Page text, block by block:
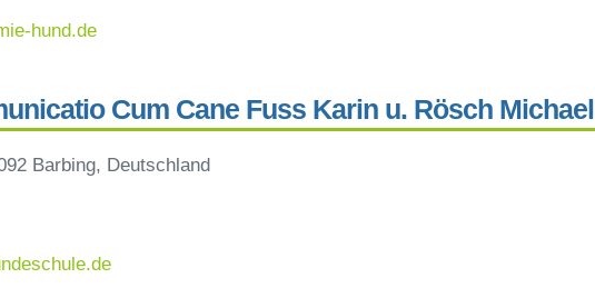
hund.de
Cum Cane Fuss Karin u. Rösch Michael
Barbing, Deutschland